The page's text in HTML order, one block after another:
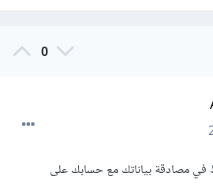
0
في مصادقة بياناتك مع حسابك على